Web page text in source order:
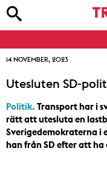
14 NOVEMBER, 2023
Utesluten SD-
Politik. Transport har i
rätt att utesluta en
Sverigedemokraterna i
han från SD efter att